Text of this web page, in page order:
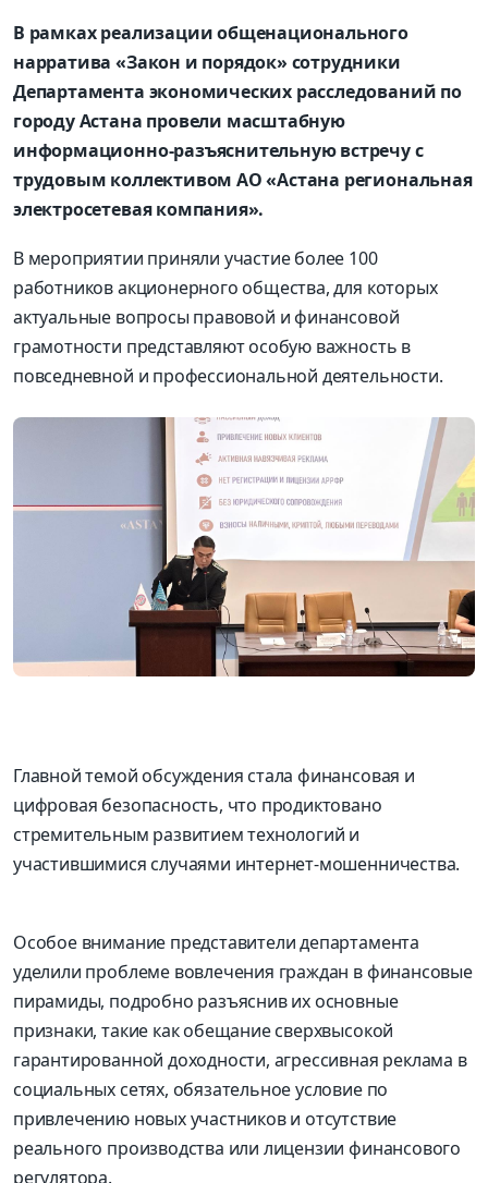
В рамках реализации общенационального
нарратива «Закон и порядок» сотрудники
Департамента экономических расследований по
городу Астана провели масштабную
информационно-разъяснительную встречу с
трудовым коллективом АО «Астана региональная
электросетевая компания».
В мероприятии приняли участие более 100
работников акционерного общества, для которых
актуальные вопросы правовой и финансовой
грамотности представляют особую важность в
повседневной и профессиональной деятельности.
Главной темой обсуждения стала финансовая и
цифровая безопасность, что продиктовано
стремительным развитием технологий и
участившимися случаями интернет-мошенничества.
Особое внимание представители департамента
уделили проблеме вовлечения граждан в финансовые
пирамиды, подробно разъяснив их основные
признаки, такие как обещание сверхвысокой
гарантированной доходности, агрессивная реклама в
социальных сетях, обязательное условие по
привлечению новых участников и отсутствие
реального производства или лицензии финансового
регулятора.